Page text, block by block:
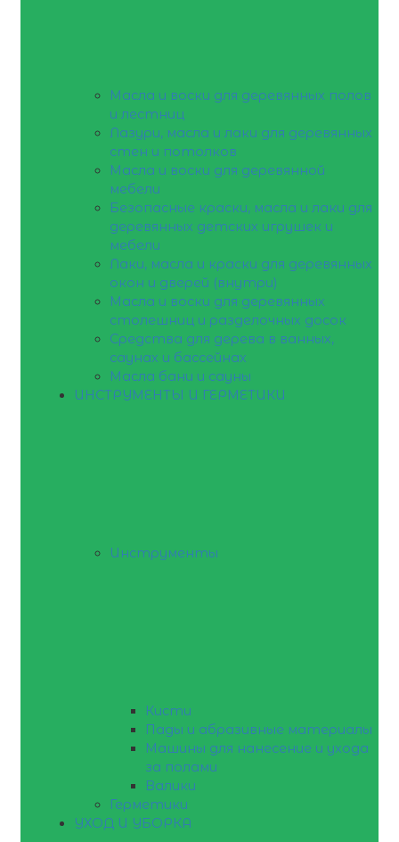
Масла и воски для деревянных полов
и лестниц
Лазури, масла и лаки для деревянных
стен и потолков
Масла и воски для деревянной
мебели
Безопасные краски, масла и лаки для
деревянных детских игрушек и
мебели
Лаки, масла и краски для деревянных
окон и дверей (внутри)
Масла и воски для деревянных
столешниц и разделочных досок
Средства для дерева в ванных,
саунах и бассейнах
Масла бани и сауны
ИНСТРУМЕНТЫ И ГЕРМЕТИКИ
Инструменты
Кисти
Пады и абразивные материалы
Машины для нанесение и ухода
за полами
Валики
Герметики
УХОД И УБОРКА